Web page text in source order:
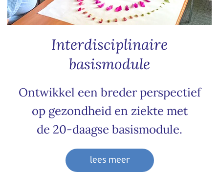
Interdisciplinaire
basismodule
Ontwikkel een breder perspectief
op gezondheid en ziekte met
de 20-daagse basismodule.
lees meer